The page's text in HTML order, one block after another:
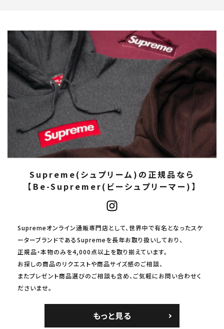
Supreme(シュプリーム)の正規品なら
【Be-Supremer(ビーシュプリーマー)】
Supremeオンライン通販専門店として、世界中で有名となったスケ
ーターブランドであるSupremeを長年お取り扱いしており、
正規品・本物のみを4,000点以上を取り揃えています。
お探しの商品のリクエストや商品サイズ感のご相談、
またプレゼント商品選びのご相談も含め、ご気軽にお問い合わせく
ださいませ。
もっと見る